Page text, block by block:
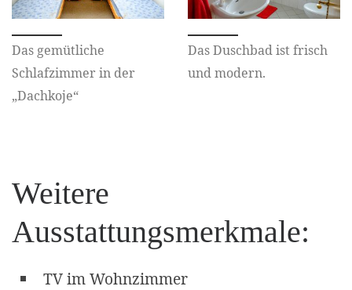
Das gemütliche
Schlafzimmer in der
„Dachkoje“
Das Duschbad ist frisch
und modern.
Weitere
Ausstattungsmerkmale:
TV im Wohnzimmer